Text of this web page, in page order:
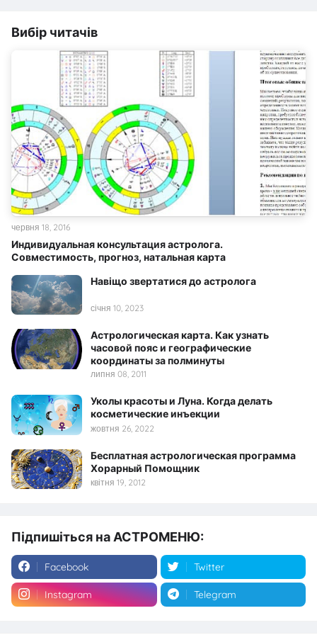
Вибір читачів
Индивидуальная консультация астролога.
Совместимость, прогноз, натальная карта
червня 18, 2016
Навіщо звертатися до астролога
січня 10, 2023
Астрологическая карта. Как узнать
часовой пояс и географические
координаты за полминуты
липня 08, 2011
Уколы красоты и Луна. Когда делать
косметические инъекции
жовтня 26, 2022
Бесплатная астрологическая программа
Хорарный Помощник
квітня 19, 2012
Підпишіться на АСТРОМЕНЮ:
Facebook Twitter
Instagram Telegram